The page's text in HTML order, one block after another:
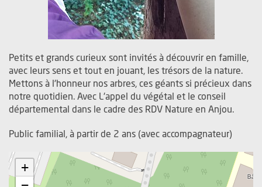
Petits et grands curieux sont invités à découvrir en famille,
avec leurs sens et tout en jouant, les trésors de la nature.
Mettons à l'honneur nos arbres, ces géants si précieux dans
notre quotidien. Avec L'appel du végétal et le conseil
départemental dans le cadre des RDV Nature en Anjou.
Public familial, à partir de 2 ans (avec accompagnateur)
+